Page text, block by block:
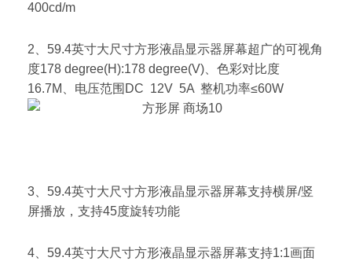
400cd/m
2、59.4英寸大尺寸方形液晶显示器屏幕超广的可视角
度178 degree(H):178 degree(V)、色彩对比度
16.7M、电压范围DC 12V 5A 整机功率≤60W
3、59.4英寸大尺寸方形液晶显示器屏幕支持横屏/竖
屏播放，支持45度旋转功能
4、59.4英寸大尺寸方形液晶显示器屏幕支持1:1画面